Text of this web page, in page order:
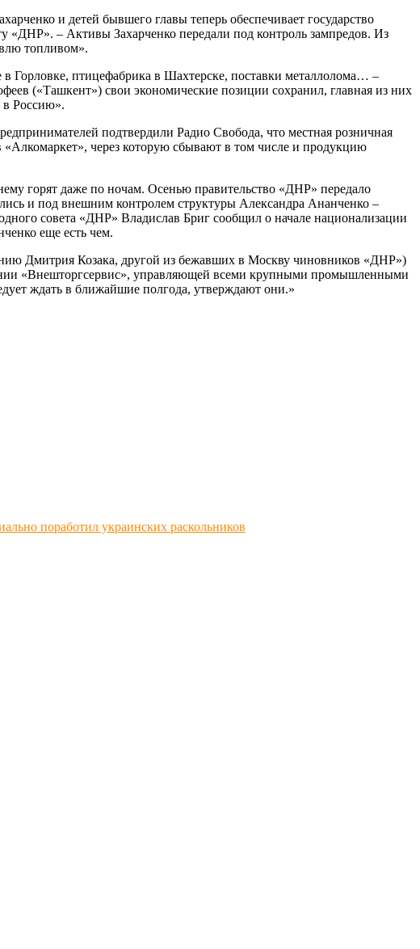
и детей бывшего главы теперь обеспечивает государство
«ДНР». – Активы Захарченко передали под контроль зампредов. Из
топливом».
Горловке, птицефабрика в Шахтерске, поставки металлолома… –
(«Ташкент») свои экономические позиции сохранил, главная из них
в Россию».
подтвердили Радио Свобода, что местная розничная
«Алкомаркет», через которую сбывают в том числе и продукцию
горят даже по ночам. Осенью правительство «ДНР» передало
и под внешним контролем структуры Александра Ананченко –
совета «ДНР» Владислав Бриг сообщил о начале национализации
еще есть чем.
Дмитрия Козака, другой из бежавших в Москву чиновников «ДНР»)
«Внешторгсервис», управляющей всеми крупными промышленными
ждать в ближайшие полгода, утверждают они.»
поработил украинских раскольников